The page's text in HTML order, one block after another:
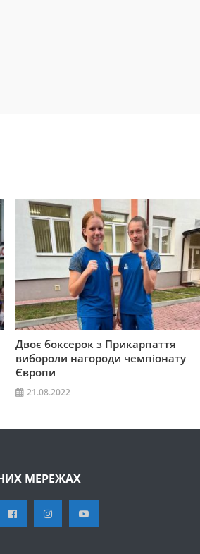
Двоє боксерок з Прикарпаття
вибороли нагороди чемпіонату
Європи
21.08.2022
МЕРЕЖАХ